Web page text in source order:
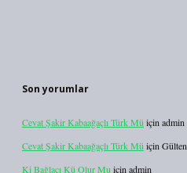
Son yorumlar
Cevat Şakir Kabaağaçlı Türk Mü için admin
Cevat Şakir Kabaağaçlı Türk Mü için Gülten
Ki Bağlacı Kü Olur Mu için admin